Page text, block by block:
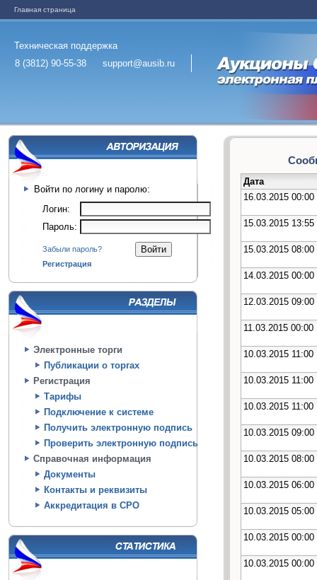
Главная страница
Техническая поддержка
8 (3812) 90-55-38
support@ausib.ru
Войти по логину и паролю:
Логин:
Пароль:
Забыли пароль?
Регистрация
Электронные торги
Публикации о торгах
Регистрация
Тарифы
Подключение к системе
Получить электронную подпись
Проверить электронную подпись
Справочная информация
Документы
Контакты и реквизиты
Аккредитация в СРО
Дата
16.03.2015 00:00
15.03.2015 13:55
15.03.2015 08:00
14.03.2015 00:00
12.03.2015 09:00
11.03.2015 00:00
10.03.2015 11:00
10.03.2015 11:00
10.03.2015 11:00
10.03.2015 09:00
10.03.2015 08:00
10.03.2015 06:00
10.03.2015 05:00
10.03.2015 00:00
10.03.2015 00:00